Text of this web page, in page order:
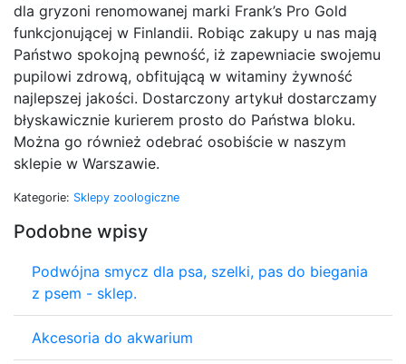
dla gryzoni renomowanej marki Frank’s Pro Gold
funkcjonującej w Finlandii. Robiąc zakupy u nas mają
Państwo spokojną pewność, iż zapewniacie swojemu
pupilowi zdrową, obfitującą w witaminy żywność
najlepszej jakości. Dostarczony artykuł dostarczamy
błyskawicznie kurierem prosto do Państwa bloku.
Można go również odebrać osobiście w naszym
sklepie w Warszawie.
Kategorie: Sklepy zoologiczne
Podobne wpisy
Podwójna smycz dla psa, szelki, pas do biegania
z psem - sklep.
Akcesoria do akwarium